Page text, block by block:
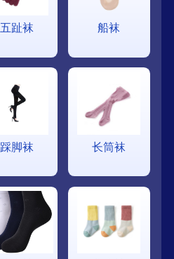
五趾袜 船袜
踩脚袜 长筒袜